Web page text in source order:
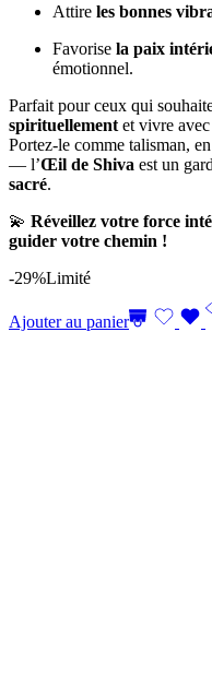
Attire les bonnes
Favorise la paix
émotionnel.
Parfait pour ceux qui
spirituellement et vivre
Portez-le comme talisman,
— l’Œil de Shiva est un
sacré.
💫 Réveillez votre force
guider votre chemin !
-29%Limité
Ajouter au panier